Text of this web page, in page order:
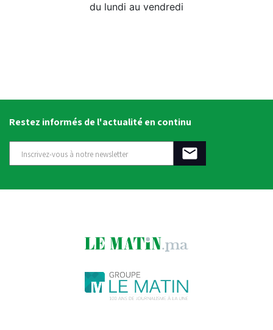
du lundi au vendredi
Restez informés de l'actualité en continu